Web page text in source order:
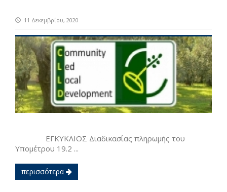
11 Δεκεμβρίου, 2020
ΕΓΚΥΚΛΙΟΣ Διαδικασίας πληρωμής του
Υπομέτρου 19.2 ...
περισσότερα